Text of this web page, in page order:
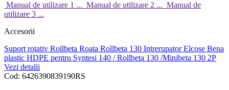
Manual de utilizare 1 ... Manual de utilizare 2 ... Manual de
utilizare 3 ...
Accesorii
Suport rotativ Rollbeta Roata Rollbeta 130 Intrerupator Elcose Bena
plastic HDPE pentru Syntesi 140 / Rollbeta 130 /Minibeta 130 2P
Vezi detalii
Cod: 6426390839190RS